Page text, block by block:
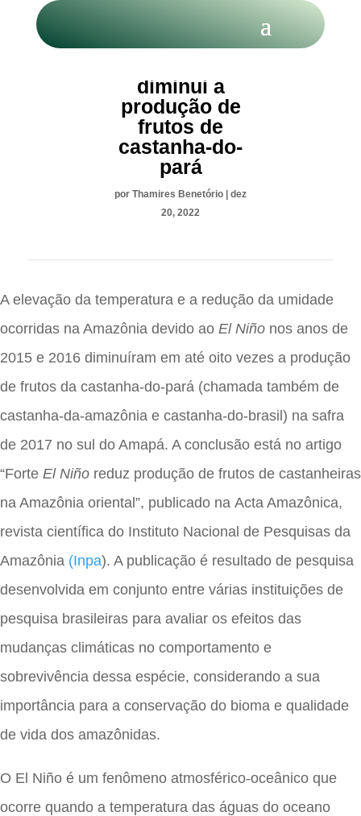
diminui a
produção de
frutos de
castanha-do-
pará
por Thamires Benetório | dez
20, 2022
A elevação da temperatura e a redução da umidade
ocorridas na Amazônia devido ao El Niño nos anos de
2015 e 2016 diminuíram em até oito vezes a produção
de frutos da castanha-do-pará (chamada também de
castanha-da-amazônia e castanha-do-brasil) na safra
de 2017 no sul do Amapá. A conclusão está no artigo
“Forte El Niño reduz produção de frutos de castanheiras
na Amazônia oriental”, publicado na Acta Amazônica,
revista científica do Instituto Nacional de Pesquisas da
Amazônia (Inpa). A publicação é resultado de pesquisa
desenvolvida em conjunto entre várias instituições de
pesquisa brasileiras para avaliar os efeitos das
mudanças climáticas no comportamento e
sobrevivência dessa espécie, considerando a sua
importância para a conservação do bioma e qualidade
de vida dos amazônidas.
O El Niño é um fenômeno atmosférico-oceânico que
ocorre quando a temperatura das águas do oceano